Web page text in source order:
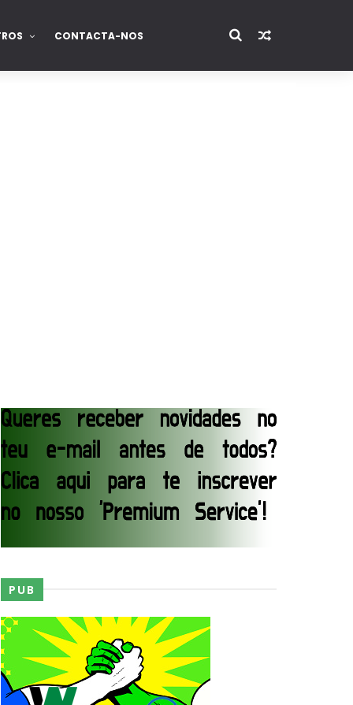
CONTACTA-NOS
dos fãs
lesão grave no ombro
PUB